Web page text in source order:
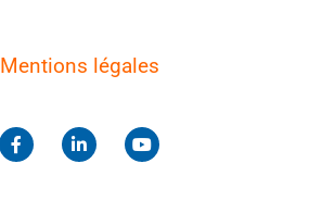
Mentions légales